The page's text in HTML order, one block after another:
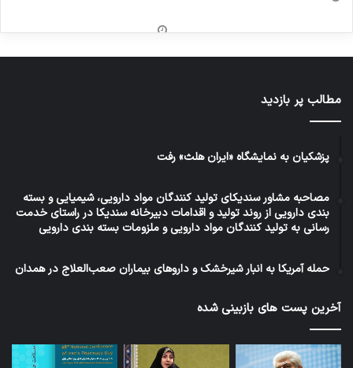
مطالب پر بازدید
پزشکیان به نمایشگاه «ایران هلث» رفت
مصاحبه مشاور سندیکای تولید کنندگان مواد دارویی، شیمیایی و بسته
بندی دارویی از روند تولید و اقدامات دبیرخانه سندیکا در راستای خدمت
رسانی به تولید کنندگان مواد دارویی و ملزومات بسته بندی دارویی
حمله آمریکا به انبار شیرخشک و داروهای بیماران صعب‌العلاج در همدان
آخرین پست های بازبینی شده